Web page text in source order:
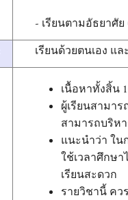
- เรียนตามอัธยาศัย
เรียนด้วยตนเอง แ
เนื้อหาทั้งสิ้น
ผู้เรียนสามาร
สามารถบริห
แนะนำว่า ใน
ใช้เวลาศึกษ
เรียนสะดวก
รายวิชานี้ คว